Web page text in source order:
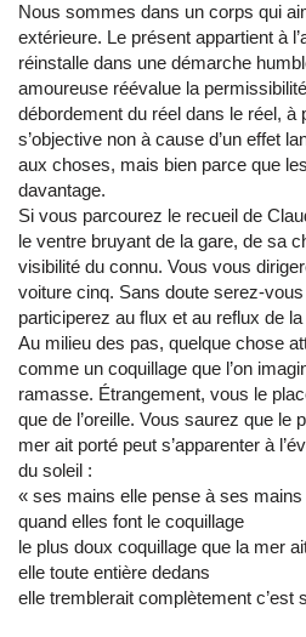
Nous sommes dans un corps qui
extérieure. Le présent appartient à
réinstalle dans une démarche
amoureuse réévalue la
débordement du réel dans le réel, à
s’objective non à cause d’un effet
aux choses, mais bien parce que
davantage.
Si vous parcourez le recueil de
le ventre bruyant de la gare, de sa
visibilité du connu. Vous vous
voiture cinq. Sans doute serez-
participerez au flux et au reflux de
Au milieu des pas, quelque chose
comme un coquillage que l’on
ramasse. Étrangement, vous le
que de l’oreille. Vous saurez que le
mer ait porté peut s’apparenter à
du soleil :
« ses mains elle pense à ses mains
quand elles font le coquillage
le plus doux coquillage que la mer
elle toute entière dedans
elle tremblerait complètement c’est